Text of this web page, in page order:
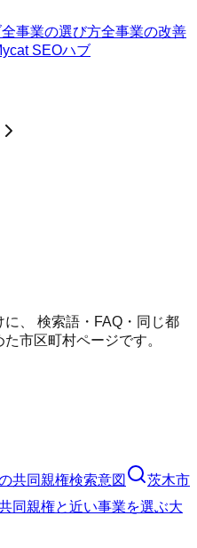
全事業の選び方全事業の改善
SEOハブ
に、 検索語・FAQ・同じ都
市区町村ページです。
共同親権検索意図
茨木市
同親権と近い事業を選ぶ大